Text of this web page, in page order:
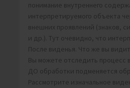
понимание внутреннего
интерпретируемого объекта
внешних проявлений (знаков,
и др.). Тут очевидно, что
После виденья. Что же вы
Вы можете отследить процесс
ДО обработки подменяется
Рассмотрите изначальное